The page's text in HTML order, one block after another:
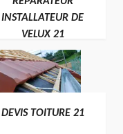
INSTALLATEUR DE
VELUX 21
DEVIS TOITURE 21